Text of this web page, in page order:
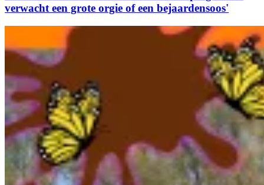
verwacht een grote orgie of een bejaardensoos'